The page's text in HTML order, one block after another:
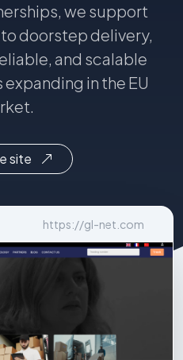
we support
doorstep delivery,
and scalable
in the EU
site
https://gl-net.com